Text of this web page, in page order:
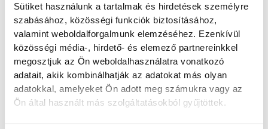
Sütiket használunk a tartalmak és hirdetések személyre
szabásához, közösségi funkciók biztosításához,
valamint weboldalforgalmunk elemzéséhez. Ezenkívül
közösségi média-, hirdető- és elemező partnereinkkel
megosztjuk az Ön weboldalhasználatra vonatkozó
adatait, akik kombinálhatják az adatokat más olyan
adatokkal, amelyeket Ön adott meg számukra vagy az
Ön által használt más szolgáltatásokból gyűjtöttek.
figyelt, hogy a Veszprémi Petőfi Színházra
jellemző, kimondottan egyedi fal kerámia
motívumai az új épületben is díszítsék a
falat.